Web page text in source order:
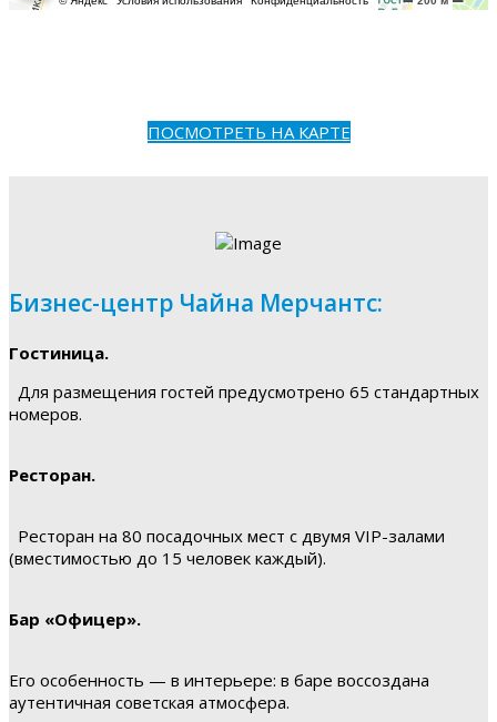
ПОСМОТРЕТЬ НА КАРТЕ
Бизнес-центр Чайна Мерчантс:
Гостиница.
Для размещения гостей предусмотрено 65 стандартных
номеров.
Ресторан.
Ресторан на 80 посадочных мест с двумя VIP-залами
(вместимостью до 15 человек каждый).
Бар «Офицер».
Его особенность — в интерьере: в баре воссоздана
аутентичная советская атмосфера.